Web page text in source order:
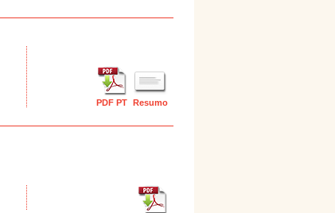
PDF PT Resumo